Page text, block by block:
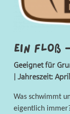
Ein Floß
Geeignet für
| Jahreszeit:
Was schwimmt
eigentlich